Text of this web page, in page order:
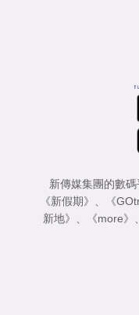
新傳媒集團的數
《新假期》
《
新地》
《more》